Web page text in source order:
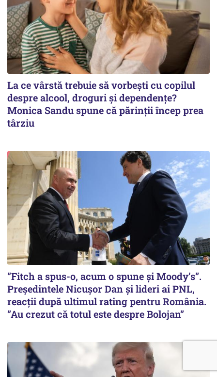
La ce vârstă trebuie să vorbești cu copilul
despre alcool, droguri și dependențe?
Monica Sandu spune că părinții încep prea
târziu
”Fitch a spus-o, acum o spune și Moody’s”.
Președintele Nicușor Dan și lideri ai PNL,
reacții după ultimul rating pentru România.
”Au crezut că totul este despre Bolojan”